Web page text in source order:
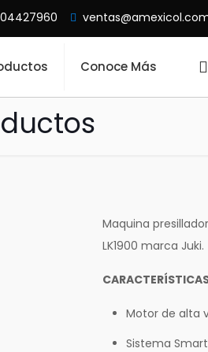
Conoce Más
Maquina
LK1900 marca Juki.
Motor de alta
Sistema